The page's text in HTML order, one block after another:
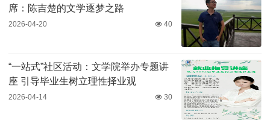
席：陈吉楚的文学逐梦之路
2026-04-20 40
“一站式”社区活动：文学院举办专题讲
座 引导毕业生树立理性择业观
2026-04-14 30